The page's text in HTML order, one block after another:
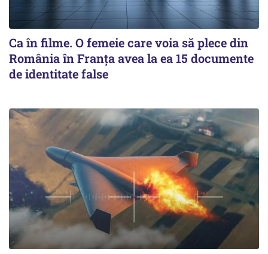
Ca în filme. O femeie care voia să plece din
România în Franţa avea la ea 15 documente
de identitate false